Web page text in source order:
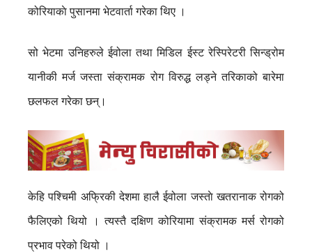
कोरियाकाे पुसानमा भेटवार्ता गरेका थिए ।
सो भेटमा उनिहरुले ईवोला तथा मिडिल ईस्ट रेस्पिरेटरी सिन्ड्रोम
यानीकी मर्ज जस्ता संक्रामक रोग विरुद्ध लड्ने तरिकाको बारेमा
छलफल गरेका छन्।
केहि पश्चिमी अफ्रिकी देशमा हालै ईवोला जस्ताे खतरानाक रोगको
फैलिएको थियो । त्यस्तै दक्षिण कोरियामा संक्रामक मर्स रोगको
प्रभाव परेको थियो ।